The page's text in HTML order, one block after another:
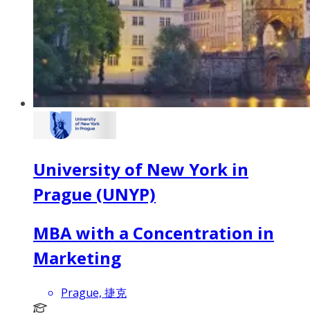
University of New York in
Prague (UNYP)
MBA with a Concentration in
Marketing
Prague, 捷克